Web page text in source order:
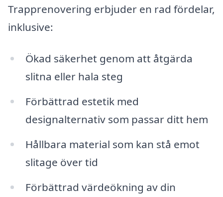
Trapprenovering erbjuder en rad fördelar,
inklusive:
Ökad säkerhet genom att åtgärda
slitna eller hala steg
Förbättrad estetik med
designalternativ som passar ditt hem
Hållbara material som kan stå emot
slitage över tid
Förbättrad värdeökning av din